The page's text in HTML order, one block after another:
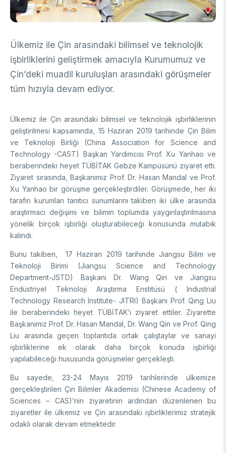
Arşiv
Üretken Yapay Zekâ Rehberi
DESTEKLER
Ulusal Programlar
Uluslararası Programlar
Sanayi
Ulusal Programlar
Uluslararası Programlar
Bilim & Toplum
Uluslararası Programlar
Etkinlik Düzenleme
Etkinliklere Katılım
Uluslararası Destekler
Uluslararası İş Birlikleri
İkili İş Birliği Programları
Çok Taraflı Programlar
AB Çerçeve Programları
BURSLAR
Lisans / Önlisans
Mentorluk Desteği Programı
Burs Programları
Destek Programları
Lisansüstü
Eğitim Burs Programları
Uluslararası Burslar
Araştırma Burs Programları
Uluslararası Burslar
Uluslararası
Araştırma Burs Programları
Uluslararası Burslar
AR-GE FAALİYETLERİMİZ
MAM
Enerji Teknolojileri
İklim ve Yaşam Bilimleri
BİLGEM
Siber Güvenlik Enstitüsü (SGE)
Ulusal Elektronik ve Kriptoloji Araştırma Enstitüsü (UEKAE)
Yapay Zekâ Enstitüsü (YZE)
Yazılım Teknolojileri Araştırma Enstitüsü (YTE)
AR-GE Birimleri
Raylı Ulaşım Teknolojileri Enstitüsü (RUTE)
Savunma Sanayii Araştırma ve Geliştirme Enstitüsü (SAGE)
TEKSEB ve TEKNOPARK
AR-GE Kolaylık Birimleri
Bursa Test ve Analiz Laboratuvarı (BUTAL)
Ülkemiz ile Çin arasındaki bilimsel ve teknolojik
işbirliklerini geliştirmek amacıyla Kurumumuz ve
Çin’deki muadil kuruluşları arasındaki görüşmeler
tüm hızıyla devam ediyor.
Ülkemiz ile Çin arasındaki bilimsel ve teknolojik işbirliklerinin
geliştirilmesi kapsamında, 15 Haziran 2019 tarihinde Çin Bilim
ve Teknoloji Birliği (China Association for Science and
Technology -CAST) Başkan Yardımcısı Prof. Xu Yanhao ve
beraberindeki heyet TÜBİTAK Gebze Kampüsünü ziyaret etti.
Ziyaret sırasında, Başkanımız Prof. Dr. Hasan Mandal ve Prof.
Xu Yanhao bir görüşme gerçekleştirdiler. Görüşmede, her iki
tarafın kurumları tanıtıcı sunumlarını takiben iki ülke arasında
araştırmacı değişimi ve bilimin toplumda yaygınlaştırılmasına
yönelik birçok işbirliği oluşturabileceği konusunda mutabık
kalındı.
Bunu takiben, 17 Haziran 2019 tarihinde Jiangsu Bilim ve
Teknoloji Birimi (Jiangsu Science and Technology
Department-JSTD) Başkanı Dr. Wang Qin ve Jiangsu
Endüstriyel Teknoloji Araştırma Enstitüsü ( Industrial
Technology Research Institute- JITRI) Başkanı Prof. Qing Liu
ile beraberindeki heyet TÜBİTAK’ı ziyaret ettiler. Ziyarette
Başkanımız Prof. Dr. Hasan Mandal, Dr. Wang Qin ve Prof. Qing
Liu arasında geçen toplantıda ortak çalıştaylar ve sanayi
işbirliklerine ek olarak daha birçok konuda işbirliği
yapılabileceği hususunda görüşmeler gerçekleşti.
Bu sayede, 23-24 Mayıs 2019 tarihlerinde ülkemize
gerçekleştirilen Çin Bilimler Akademisi (Chinese Academy of
Sciences – CAS)’nin ziyaretinin ardından düzenlenen bu
ziyaretler ile ülkemiz ve Çin arasındaki işbirliklerimiz stratejik
odaklı olarak devam etmektedir.